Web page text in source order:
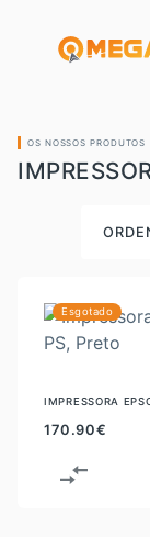
OS NOSSOS PRODUTOS
Esgotado
IMPRESSORA
170.90€